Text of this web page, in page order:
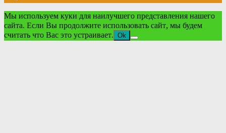
Мы используем куки для наилучшего представления нашего
сайта. Если Вы продолжите использовать сайт, мы будем
считать что Вас это устраивает. Ok